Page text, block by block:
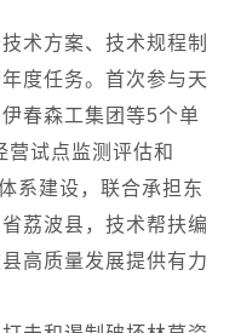
术方案、技术规程制
度任务。首次参与天
春森工集团等5个单
试点监测评估和
系建设，联合承担东
荔波县，技术帮扶编
高质量发展提供有力